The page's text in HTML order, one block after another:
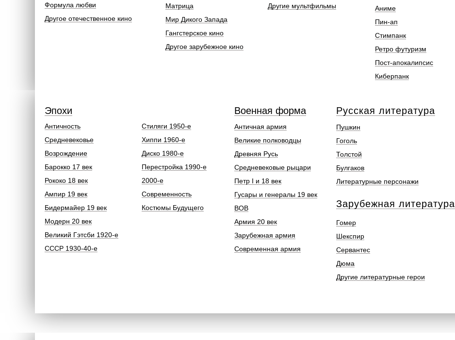
Формула любви
Другое отечественное кино
Матрица
Мир Дикого Запада
Гангстерское кино
Другое зарубежное кино
Другие мультфильмы
Аниме
Пин-ап
Стимпанк
Ретро футуризм
Пост-апокалипсис
Киберпанк
Античность
Средневековье
Возрождение
Барокко 17 век
Рококо 18 век
Ампир 19 век
Бидермайер 19 век
Модерн 20 век
Великий Гэтсби 1920-е
СССР 1930-40-е
Стиляги 1950-е
Хиппи 1960-е
Диско 1980-е
Перестройка 1990-е
2000-е
Современность
Костюмы Будущего
Эпохи
Античная армия
Великие полководцы
Древняя Русь
Средневековые рыцари
Петр I и 18 век
Гусары и генералы 19 век
ВОВ
Армия 20 век
Зарубежная армия
Современная армия
Военная форма Русская литература
Пушкин
Гоголь
Толстой
Булгаков
Литературные персонажи
Зарубежная литература
Гомер
Шекспир
Сервантес
Дюма
Другие литературные герои